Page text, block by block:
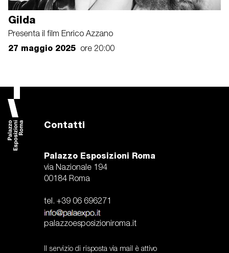
Gilda
Presenta il film Enrico Azzano
27 maggio 2025 ore 20:00
Contatti
Palazzo Esposizioni Roma
via Nazionale 194
00184 Roma
tel. +39 06 696271
palazzoesposizioniroma.it
Il servizio di risposta via mail è attivo